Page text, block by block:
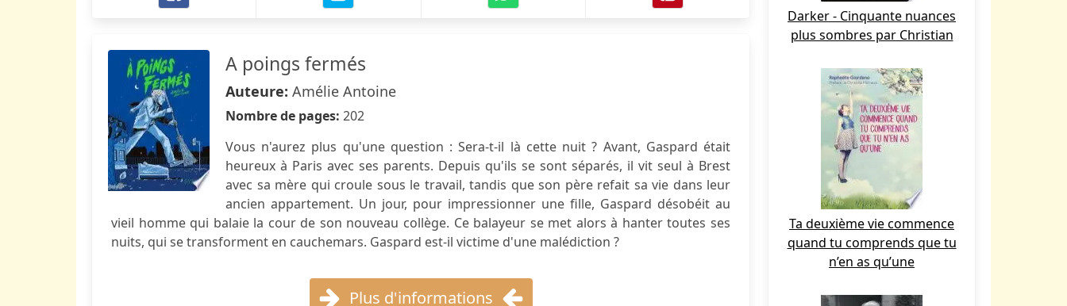
A poings fermés
Auteure: Amélie Antoine
Nombre de pages: 202
Vous n'aurez plus qu'une question : Sera-t-il là cette nuit ? Avant, Gaspard était
heureux à Paris avec ses parents. Depuis qu'ils se sont séparés, il vit seul à Brest
avec sa mère qui croule sous le travail, tandis que son père refait sa vie dans leur
ancien appartement. Un jour, pour impressionner une fille, Gaspard désobéit au
vieil homme qui balaie la cour de son nouveau collège. Ce balayeur se met alors à hanter toutes ses
nuits, qui se transforment en cauchemars. Gaspard est-il victime d'une malédiction ?
Plus d'informations
Darker - Cinquante nuances
plus sombres par Christian
Ta deuxième vie commence
quand tu comprends que tu
n’en as qu’une